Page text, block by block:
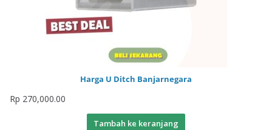
Harga U Ditch Banjarnegara
Rp 270,000.00
Tambah ke keranjang